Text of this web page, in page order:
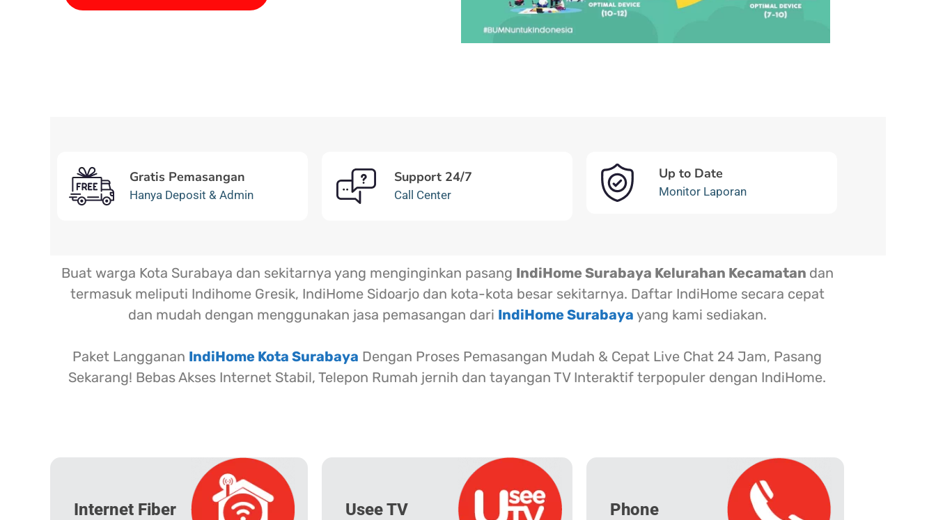
Gratis Pemasangan
Hanya Deposit & Admin
Support 24/7
Call Center
Up to Date
Monitor Laporan
Buat warga Kota Surabaya dan sekitarnya yang menginginkan pasang IndiHome Surabaya Kelurahan Kecamatan dan
termasuk meliputi Indihome Gresik, IndiHome Sidoarjo dan kota-kota besar sekitarnya. Daftar IndiHome secara cepat
dan mudah dengan menggunakan jasa pemasangan dari IndiHome Surabaya yang kami sediakan.
Paket Langganan IndiHome Kota Surabaya Dengan Proses Pemasangan Mudah & Cepat Live Chat 24 Jam, Pasang
Sekarang! Bebas Akses Internet Stabil, Telepon Rumah jernih dan tayangan TV Interaktif terpopuler dengan IndiHome.
Internet Fiber Usee TV Phone